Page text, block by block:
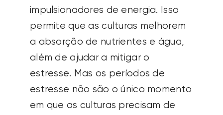
impulsionadores de energia. Isso
permite que as culturas melhorem
a absorção de nutrientes e água,
além de ajudar a mitigar o
estresse. Mas os períodos de
estresse não são o único momento
em que as culturas precisam de